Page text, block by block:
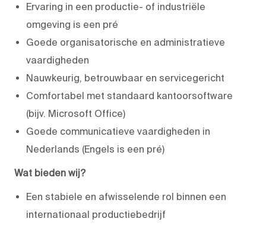
Ervaring in een productie- of industriële
omgeving is een pré
Goede organisatorische en administratieve
vaardigheden
Nauwkeurig, betrouwbaar en servicegericht
Comfortabel met standaard kantoorsoftware
(bijv. Microsoft Office)
Goede communicatieve vaardigheden in
Nederlands (Engels is een pré)
Wat bieden wij?
Een stabiele en afwisselende rol binnen een
internationaal productiebedrijf